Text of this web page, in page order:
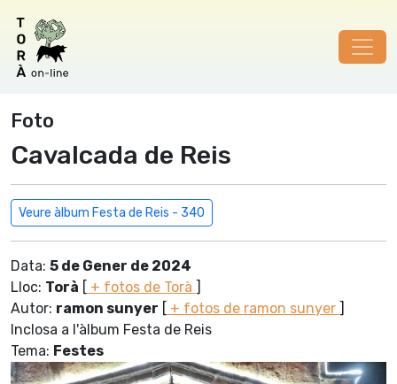
Foto
Cavalcada de Reis
Veure àlbum Festa de Reis - 340
Data: 5 de Gener de 2024
Lloc: Torà [ + fotos de Torà ]
Autor: ramon sunyer [ + fotos de ramon sunyer ]
Inclosa a l'àlbum Festa de Reis
Tema: Festes